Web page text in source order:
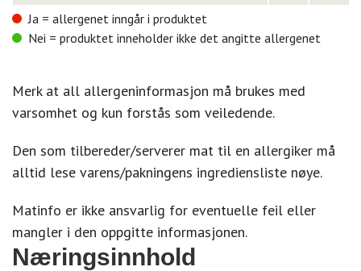
Ja = allergenet inngår i produktet
Nei = produktet inneholder ikke det angitte allergenet
Merk at all allergeninformasjon må brukes med
varsomhet og kun forstås som veiledende.
Den som tilbereder/serverer mat til en allergiker må
alltid lese varens/pakningens ingrediensliste nøye.
Matinfo er ikke ansvarlig for eventuelle feil eller
mangler i den oppgitte informasjonen.
Næringsinnhold